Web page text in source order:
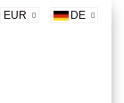
EUR DE